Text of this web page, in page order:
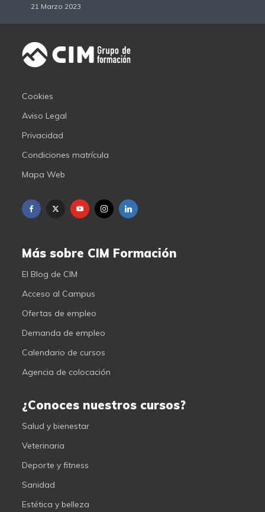
21 Marzo 2023
Cookies
Aviso Legal
Privacidad
Condiciones matrícula
Mapa Web
Más sobre CIM Formación
El Blog de CIM
Acceso al Campus
Ofertas de empleo
Demanda de empleo
Calendario de cursos
Agencia de colocación
¿Conoces nuestros cursos?
Salud y bienestar
Veterinaria
Deporte y fitness
Sanidad
Estética y belleza